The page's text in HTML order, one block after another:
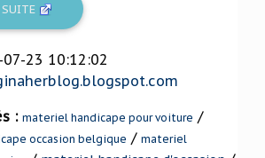
23 10:12:02
: materiel handicape pour voiture /
occasion belgique / materiel